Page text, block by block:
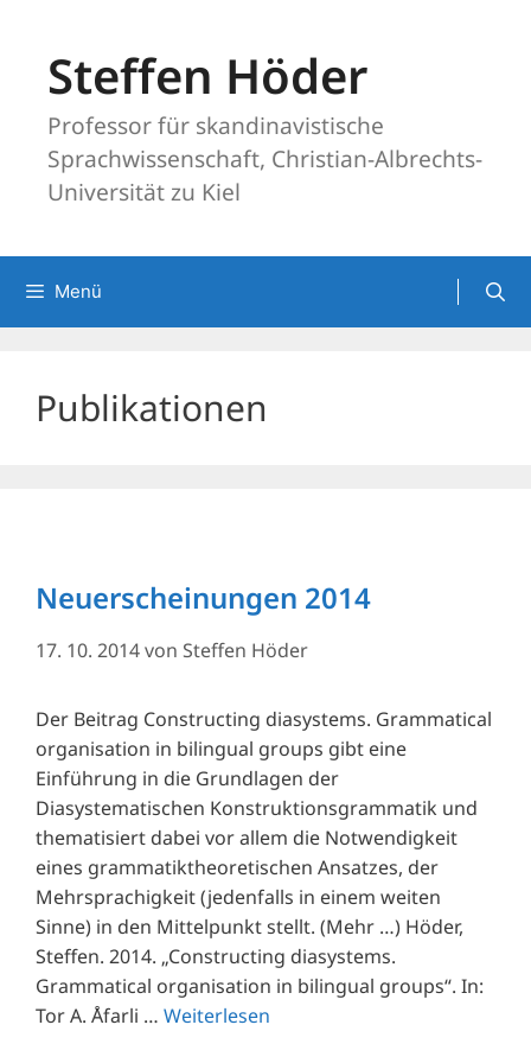
springenSteffen Höder
Professor für skandinavistische
Sprachwissenschaft, Christian-Albrechts-
Universität zu Kiel
Menü
Publikationen
Neuerscheinungen 2014
17. 10. 2014von Steffen Höder
Der Beitrag Constructing diasystems. Grammatical
organisation in bilingual groups gibt eine
Einführung in die Grundlagen der
Diasystematischen Konstruktionsgrammatik und
thematisiert dabei vor allem die Notwendigkeit
eines grammatiktheoretischen Ansatzes, der
Mehrsprachigkeit (jedenfalls in einem weiten
Sinne) in den Mittelpunkt stellt. (Mehr …) Höder,
Steffen. 2014. „Constructing diasystems.
Grammatical organisation in bilingual groups“. In:
Tor A. Åfarli … Weiterlesen